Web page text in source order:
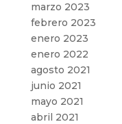
marzo 2023
febrero 2023
enero 2023
enero 2022
agosto 2021
junio 2021
mayo 2021
abril 2021